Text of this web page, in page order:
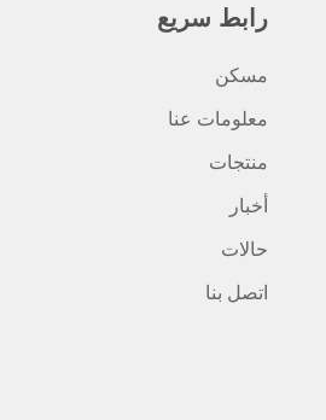
رابط سريع
مسكن
معلومات عنا
منتجات
أخبار
حالات
اتصل بنا